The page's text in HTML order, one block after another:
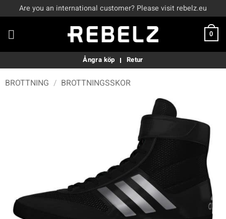
to
content
Are you an international customer? Please visit rebelz.eu
0
Ångra köp Retur
BROTTNING / BROTTNINGSSKOR